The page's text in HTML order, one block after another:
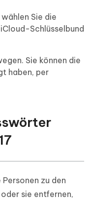
Sie die
Schlüsselbund
Sie können die
haben, per
zu den
sie entfernen,